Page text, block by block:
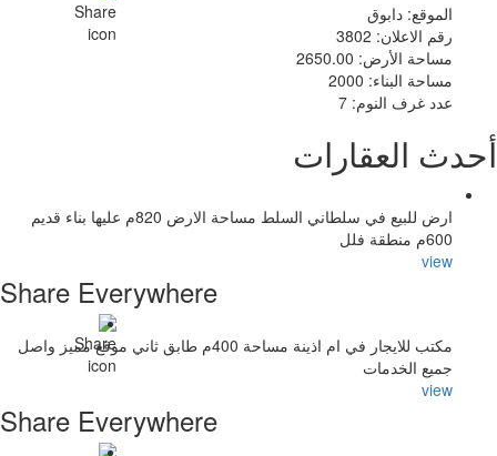
الموقع: دابوق
رقم الاعلان: 3802
مساحة الأرض: 2650.00
مساحة البناء: 2000
عدد غرف النوم: 7
أحدث العقارات
ارض للبيع في سلطاني السلط مساحة الارض 820م عليها بناء قديم
600م منطقة فلل
view
Share Everywhere
مكتب للايجار في ام اذينة مساحة 400م طابق ثاني موقع مميز واصل
جميع الخدمات
view
Share Everywhere